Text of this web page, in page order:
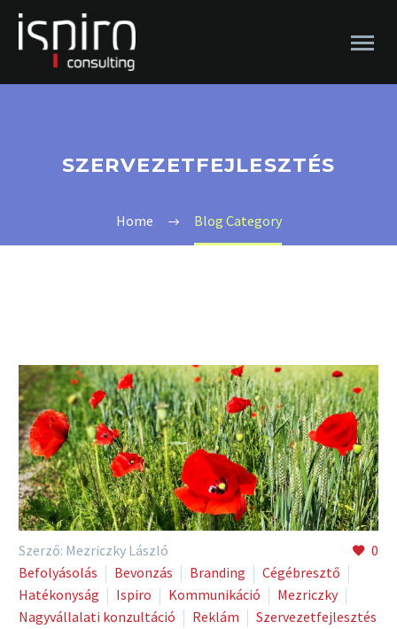
SZERVEZETFEJLESZTÉS
Home Blog Category
0
Szerző: Mezriczky László
Befolyásolás
Bevonzás Branding
Cégébresztő
Hatékonyság
Ispiro Kommunikáció
Mezriczky
Nagyvállalati konzultáció
Reklám
Szervezetfejlesztés